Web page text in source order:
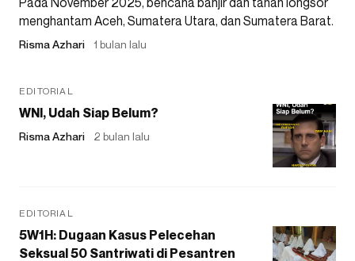
menghantam Aceh, Sumatera Utara, dan Sumatera Barat.
Risma Azhari 1 bulan lalu
EDITORIAL
WNI, Udah Siap Belum?
Risma Azhari 2 bulan lalu
EDITORIAL
5W1H: Dugaan Kasus Pelecehan
Seksual 50 Santriwati di Pesantren